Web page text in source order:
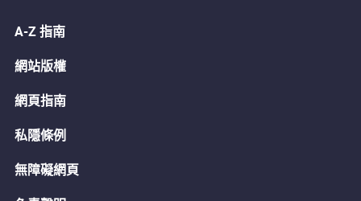
A-Z 指南
網站版權
網頁指南
私隱條例
無障礙網頁